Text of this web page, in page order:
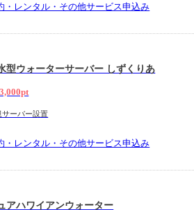
・レンタル・その他サービス申込み
型ウォーターサーバー しずくりあ
3,000pt
サーバー設置
・レンタル・その他サービス申込み
アハワイアンウォーター